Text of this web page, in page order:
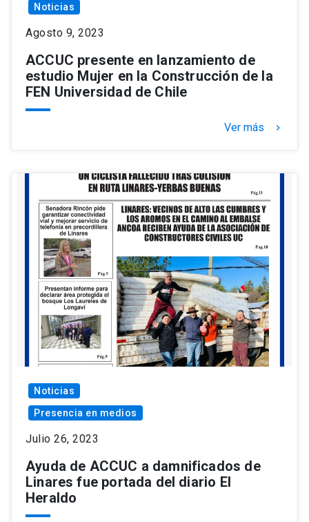
Noticias
Agosto 9, 2023
ACCUC presente en lanzamiento de
estudio Mujer en la Construcción de la
FEN Universidad de Chile
Ver más keyboard_arrow_right
Noticias
Presencia en medios
Julio 26, 2023
Ayuda de ACCUC a damnificados de
Linares fue portada del diario El
Heraldo